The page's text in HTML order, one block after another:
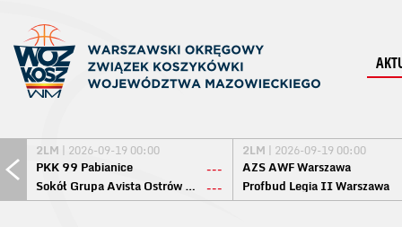
2LM | 2026-09-19 00:00
PKK 99 Pabianice
---
Sokół Grupa Avista Ostrów Maz. ---
2LM | 2026-09-19 00:00
AZS AWF Warszawa
Profbud Legia II Warszawa